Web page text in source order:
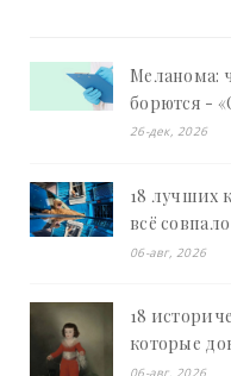
Меланома:
борются -
26-дек, 2026
18 лучших
всё
«Смешное»
06-авг, 2026
18
которые
все